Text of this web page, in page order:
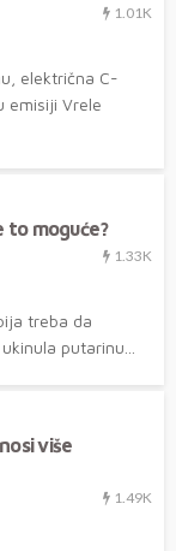
1.01K
električna C-
Vrele
to moguće?
1.33K
treba da
putarinu...
više
1.49K